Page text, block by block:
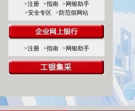
>注册 >指南
>网银助手
>安全专区
>防范假网站
>注册 >指南 >网银助手